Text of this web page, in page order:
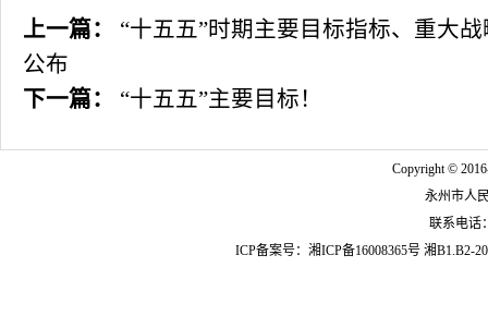
上一篇：
“十五五”时期主要目标指标、重大
公布
下一篇：
“十五五”主要目标！
Copyright ©
永州市人
联系电话
ICP备案号： 湘ICP备16008365号 湘B1.B2-